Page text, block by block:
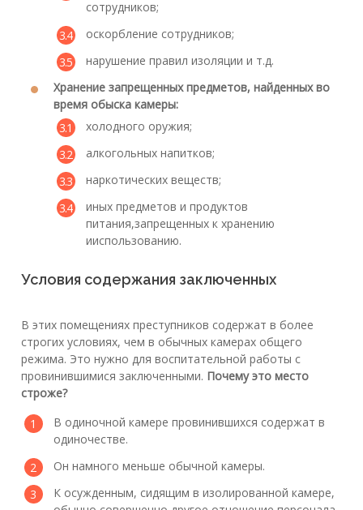
сотрудников;
оскорбление сотрудников;
нарушение правил изоляции и т.д.
Хранение запрещенных предметов, найденных во
время обыска камеры:
холодного оружия;
алкогольных напитков;
наркотических веществ;
иных предметов и продуктов
питания,запрещенных к хранению
ииспользованию.
Условия содержания заключенных
В этих помещениях преступников содержат в более
строгих условиях, чем в обычных камерах общего
режима. Это нужно для воспитательной работы с
провинившимися заключенными. Почему это место
строже?
В одиночной камере провинившихся содержат в
одиночестве.
Он намного меньше обычной камеры.
К осужденным, сидящим в изолированной камере,